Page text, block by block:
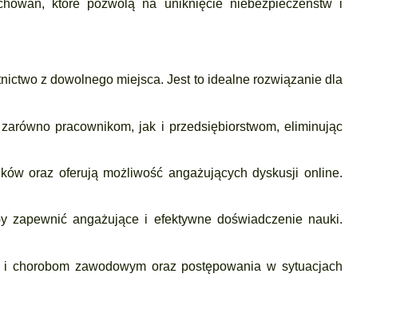
które pozwolą na uniknięcie niebezpieczeństw i
z dowolnego miejsca. Jest to idealne rozwiązanie dla
pracownikom, jak i przedsiębiorstwom, eliminując
oraz oferują możliwość angażujących dyskusji online.
zapewnić angażujące i efektywne doświadczenie nauki.
chorobom zawodowym oraz postępowania w sytuacjach